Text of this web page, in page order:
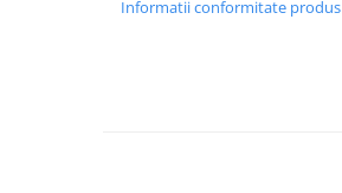
Informatii conformitate produs